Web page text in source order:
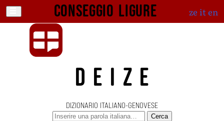
Conseggio ligure ze iten
DEIZE
DIZIONARIO ITALIANO-GENOVESE
Cerca